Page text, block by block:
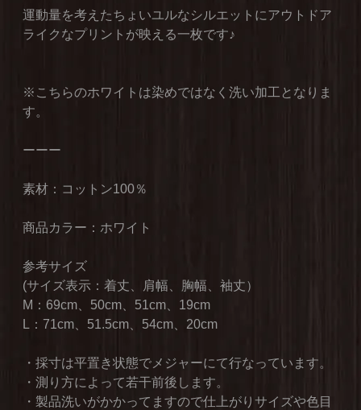
運動量を考えたちょいユルなシルエットにアウトドア
ライクなプリントが映える一枚です♪
※こちらのホワイトは染めではなく洗い加工となりま
す。
ーーー
素材：コットン100％
商品カラー：ホワイト
参考サイズ
(サイズ表示：着丈、肩幅、胸幅、袖丈）
M：69cm、50cm、51cm、19cm
L：71cm、51.5cm、54cm、20cm
・採寸は平置き状態でメジャーにて行なっています。
・測り方によって若干前後します。
・製品洗いがかかってますので仕上がりサイズや色目